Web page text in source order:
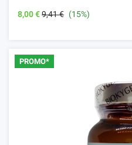
8,00 €9,41 € (15%)
PROMO*